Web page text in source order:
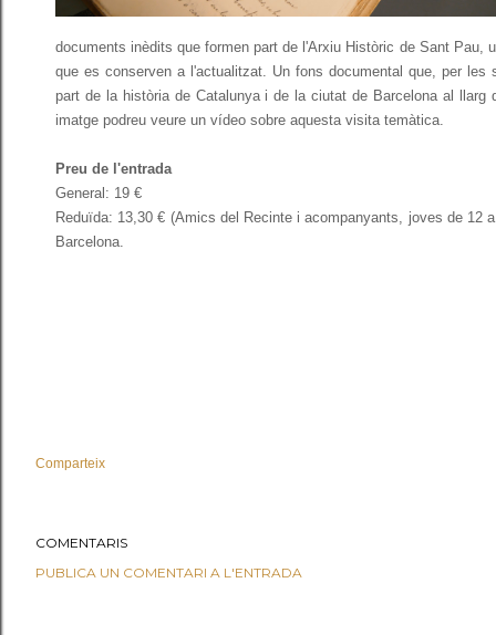
documents inèdits que formen part de l'Arxiu Històric de Sant Pau,
que es conserven a l'actualitzat. Un fons documental que, per les
part de la història de Catalunya i de la ciutat de Barcelona al
imatge podreu veure un vídeo sobre aquesta visita temàtica.
Preu de l'entrada
General: 19 €
Reduïda: 13,30 € (Amics del Recinte i acompanyants, joves de 12
Barcelona
Comparteix
COMENTARIS
PUBLICA UN COMENTARI A L'ENTRADA